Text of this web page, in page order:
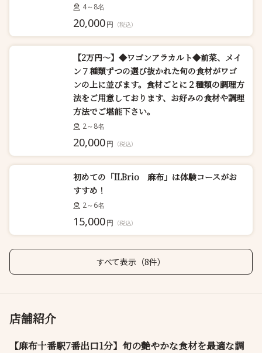
4～8名
20,000円 （税込）
【2万円～】◆ワゴンアラカルト◆前菜、メイ
ン７種類ずつの選び抜かれた旬の食材がワゴ
ンの上に並びます。食材ごとに２種類の調理方
法をご用意しております、お好みの食材や調理
方法でご堪能下さい。
2～8名
20,000円 （税込）
初めての「ILBrio 麻布」は体験コースがお
すすめ！
2～6名
15,000円 （税込）
すべて表示（8件）
店舗紹介
【麻布十番駅7番出口1分】旬の艶やかな食材を最適な調